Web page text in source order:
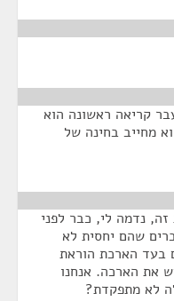
קריאה ראשונה הוא
מחייב בחינה של
נדמה לי, כבר לפני
שהם יחסית לא
בעד הארכת הוראת
את הארכה. אנחנו
לא מתפקדת?